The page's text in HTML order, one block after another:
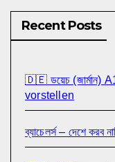
Recent Posts
🇩🇪 ডয়েচ (জার্মান)
vorstellen
ব্যাচেলর্স – দেশে করব